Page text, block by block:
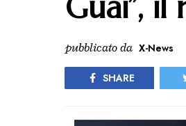
pubblicato da X-News
SHARE